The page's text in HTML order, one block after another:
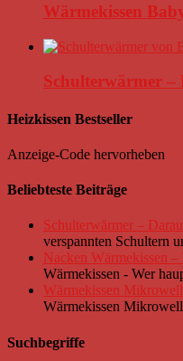
Wärmekissen
Schulterwärmer –
Heizkissen Bestseller
Anzeige-Code hervorheben
Beliebteste Beiträge
Schulterwärmer –
verspannten Schultern
Nacken Wärmekissen
Wärmekissen - Wer
Wärmekissen
Wärmekissen
Suchbegriffe